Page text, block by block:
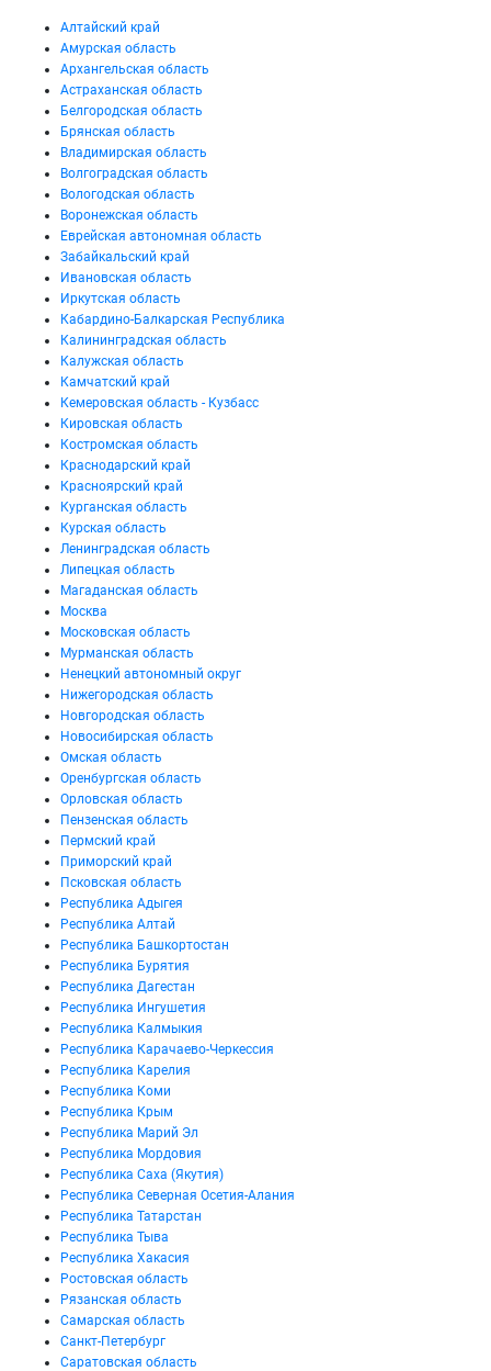
Алтайский край
Амурская область
Архангельская область
Астраханская область
Белгородская область
Брянская область
Владимирская область
Волгоградская область
Вологодская область
Воронежская область
Еврейская автономная область
Забайкальский край
Ивановская область
Иркутская область
Кабардино-Балкарская Республика
Калининградская область
Калужская область
Камчатский край
Кемеровская область - Кузбасс
Кировская область
Костромская область
Краснодарский край
Красноярский край
Курганская область
Курская область
Ленинградская область
Липецкая область
Магаданская область
Москва
Московская область
Мурманская область
Ненецкий автономный округ
Нижегородская область
Новгородская область
Новосибирская область
Омская область
Оренбургская область
Орловская область
Пензенская область
Пермский край
Приморский край
Псковская область
Республика Адыгея
Республика Алтай
Республика Башкортостан
Республика Бурятия
Республика Дагестан
Республика Ингушетия
Республика Калмыкия
Республика Карачаево-Черкессия
Республика Карелия
Республика Коми
Республика Крым
Республика Марий Эл
Республика Мордовия
Республика Саха (Якутия)
Республика Северная Осетия-Алания
Республика Татарстан
Республика Тыва
Республика Хакасия
Ростовская область
Рязанская область
Самарская область
Санкт-Петербург
Саратовская область